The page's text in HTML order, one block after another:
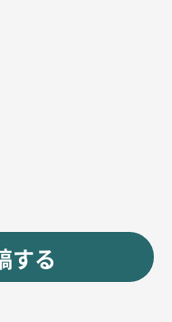
する